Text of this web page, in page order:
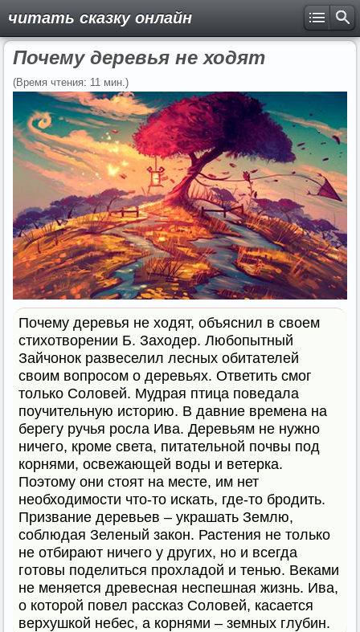
читать сказку онлайн
Почему деревья не ходят
(Время чтения: 11 мин.)
Почему деревья не ходят, объяснил в своем
стихотворении Б. Заходер. Любопытный
Зайчонок развеселил лесных обитателей
своим вопросом о деревьях. Ответить смог
только Соловей. Мудрая птица поведала
поучительную историю. В давние времена на
берегу ручья росла Ива. Деревьям не нужно
ничего, кроме света, питательной почвы под
корнями, освежающей воды и ветерка.
Поэтому они стоят на месте, им нет
необходимости что-то искать, где-то бродить.
Призвание деревьев – украшать Землю,
соблюдая Зеленый закон. Растения не только
не отбирают ничего у других, но и всегда
готовы поделиться прохладой и тенью. Веками
не меняется древесная неспешная жизнь. Ива,
о которой повел рассказ Соловей, касается
верхушкой небес, а корнями – земных глубин.